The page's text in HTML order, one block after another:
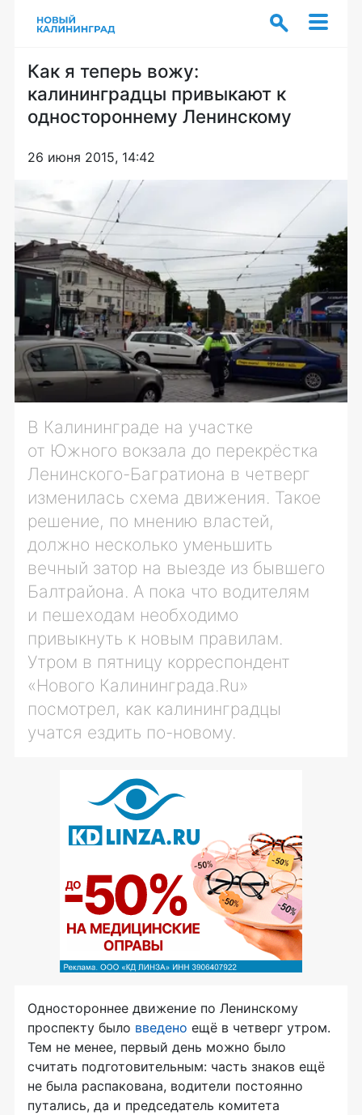
Как я теперь вожу:
калининградцы привыкают к
одностороннему Ленинскому
26 июня 2015, 14:42
В Калининграде на участке
от Южного вокзала до перекрёстка
Ленинского-Багратиона в четверг
изменилась схема движения. Такое
решение, по мнению властей,
должно несколько уменьшить
вечный затор на выезде из бывшего
Балтрайона. А пока что водителям
и пешеходам необходимо
привыкнуть к новым правилам.
Утром в пятницу корреспондент
«Нового Калининграда.Ru»
посмотрел, как калининградцы
учатся ездить по-новому.
Одностороннее движение по Ленинскому
проспекту было введено ещё в четверг утром.
Тем не менее, первый день можно было
считать подготовительным: часть знаков ещё
не была распакована, водители постоянно
путались, да и председатель комитета